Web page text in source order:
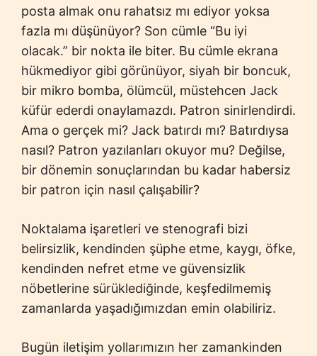
posta almak onu rahatsız mı ediyor yoksa
fazla mı düşünüyor? Son cümle “Bu iyi
olacak.” bir nokta ile biter. Bu cümle ekrana
hükmediyor gibi görünüyor, siyah bir boncuk,
bir mikro bomba, ölümcül, müstehcen Jack
küfür ederdi onaylamazdı. Patron sinirlendirdi.
Ama o gerçek mi? Jack batırdı mı? Batırdıysa
nasıl? Patron yazılanları okuyor mu? Değilse,
bir dönemin sonuçlarından bu kadar habersiz
bir patron için nasıl çalışabilir?
Noktalama işaretleri ve stenografi bizi
belirsizlik, kendinden şüphe etme, kaygı, öfke,
kendinden nefret etme ve güvensizlik
nöbetlerine sürüklediğinde, keşfedilmemiş
zamanlarda yaşadığımızdan emin olabiliriz.
Bugün iletişim yollarımızın her zamankinden